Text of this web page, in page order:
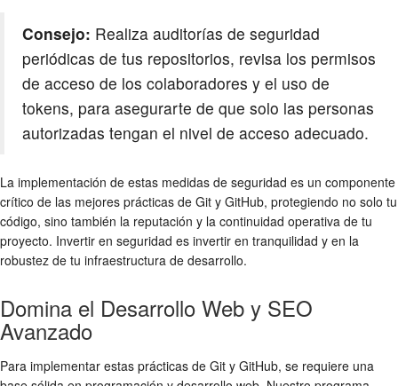
Consejo: Realiza auditorías de seguridad
periódicas de tus repositorios, revisa los permisos
de acceso de los colaboradores y el uso de
tokens, para asegurarte de que solo las personas
autorizadas tengan el nivel de acceso adecuado.
La implementación de estas medidas de seguridad es un componente
crítico de las mejores prácticas de Git y GitHub, protegiendo no solo tu
código, sino también la reputación y la continuidad operativa de tu
proyecto. Invertir en seguridad es invertir en tranquilidad y en la
robustez de tu infraestructura de desarrollo.
Domina el Desarrollo Web y SEO
Avanzado
Para implementar estas prácticas de Git y GitHub, se requiere una